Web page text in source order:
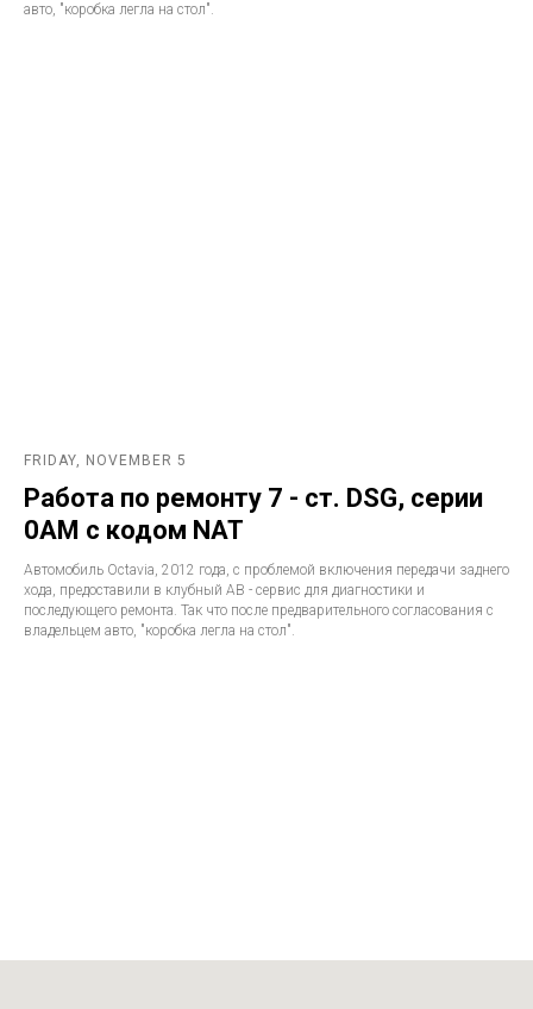
авто, "коробка легла на стол".
FRIDAY, NOVEMBER 5
Работа по ремонту 7 - ст. DSG, серии
0AM с кодом NAT
Автомобиль Octavia, 2012 года, с проблемой включения передачи заднего
хода, предоставили в клубный АВ - сервис для диагностики и
последующего ремонта. Так что после предварительного согласования с
владельцем авто, "коробка легла на стол".